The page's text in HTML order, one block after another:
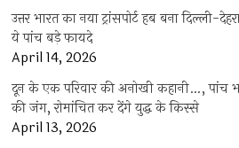
उत्तर भारत का नया ट्रांसपोर्ट हब बना दिल्ली-
ये पांच बड़े फायदे
April 14, 2026
दून के एक परिवार की अनोखी कहानी…, पांच
की जंग, रोमांचित कर देंगे युद्ध के किस्से
April 13, 2026